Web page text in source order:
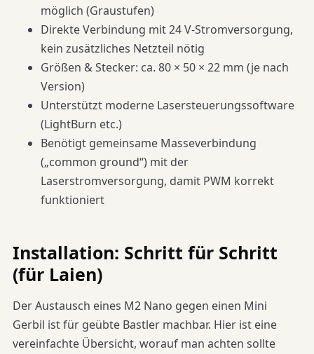
möglich (Graustufen)
Direkte Verbindung mit 24 V-Stromversorgung,
kein zusätzliches Netzteil nötig
Größen & Stecker: ca. 80 × 50 × 22 mm (je nach
Version)
Unterstützt moderne Lasersteuerungssoftware
(LightBurn etc.)
Benötigt gemeinsame Masseverbindung
(„common ground“) mit der
Laserstromversorgung, damit PWM korrekt
funktioniert
Installation: Schritt für Schritt
(für Laien)
Der Austausch eines M2 Nano gegen einen Mini
Gerbil ist für geübte Bastler machbar. Hier ist eine
vereinfachte Übersicht, worauf man achten sollte